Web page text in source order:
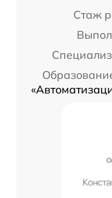
Стаж